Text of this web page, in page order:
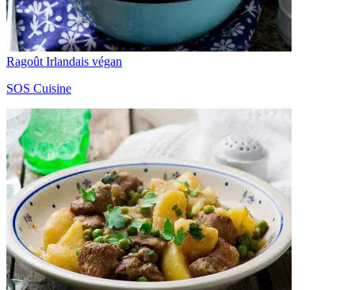
Ragoût Irlandais végan
SOS Cuisine